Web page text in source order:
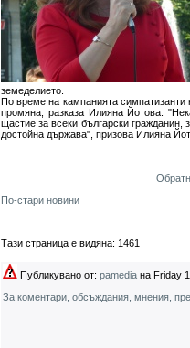
земеделието.
По време на кампанията
промяна, разказа Илияна Йотова.
щастие за всеки български
достойна държава", призова Илияна
По-стари новини
Тази страница е видяна: 1461
Публикувано от: pamedia на Friday
За коментари, обсъждания, мнения,